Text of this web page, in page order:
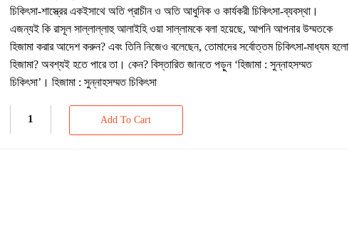
চিকিৎসা-শাস্ত্রের একইসাথে অতি প্রাচীন ও অতি আধুনিক ও কার্যকরী চিকিৎসা-ব্যবস্থা।
এজন্যই কি রাসূল সাল্লাল্লাহু আলাইহি ওয়া সাল্লামকে বলা হয়েছে, আপনি আপনার উম্মতকে
হিজামা করার আদেশ করুন? এবং তিনি নিজেও বলেছেন, তোমাদের সর্বোত্তম চিকিৎসা-মাধ্যম হলো
হিজামা? অবশ্যই হতে পারে তা। কেন? বিস্তারিত জানতে পড়ুন ‘হিজামা : সুন্নাহসম্মত
চিকিৎসা’। হিজামা : সুন্নাহসম্মত চিকিৎসা
Add To Cart